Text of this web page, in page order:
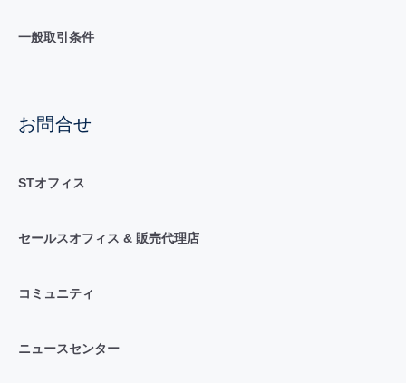
一般取引条件
お問合せ
STオフィス
セールスオフィス & 販売代理店
コミュニティ
ニュースセンター